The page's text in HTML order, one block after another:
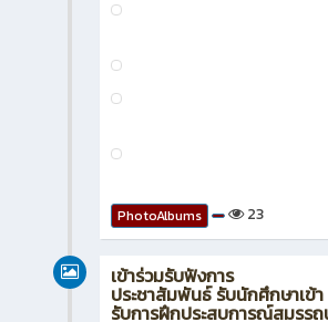
อาสา ประจำปีการศึกษา 2569 ณ